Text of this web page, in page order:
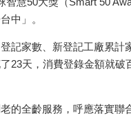
中」。
記家數、新登記工廠累
23天，消費登錄金額就
的全齡服務，呼應落實